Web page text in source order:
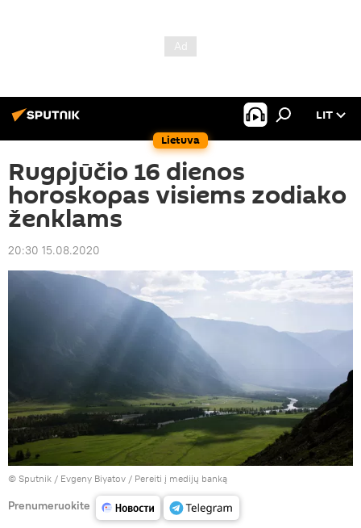
Lietuva
LIT
Rugpjūčio 16 dienos
horoskopas visiems zodiako
ženklams
20:30 15.08.2020
© Sputnik / Evgeny Biyatov / Pereiti į medijų banką
Prenumeruokite